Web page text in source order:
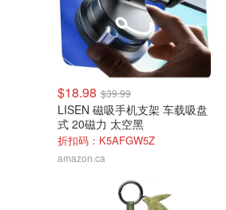
$18.98 $39.99
LISEN 磁吸手机支架 车载吸盘
式 20磁力 太空黑
折扣码：K5AFGW5Z
amazon.ca